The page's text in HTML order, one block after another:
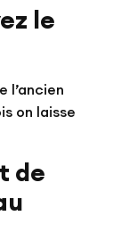
le
l’ancien
on laisse
de